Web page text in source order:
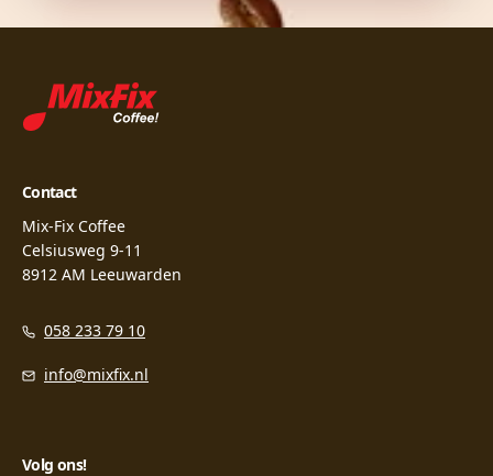
Contact
Mix-Fix Coffee
Celsiusweg 9-11
8912 AM Leeuwarden
058 233 79 10
info@mixfix.nl
Volg ons!